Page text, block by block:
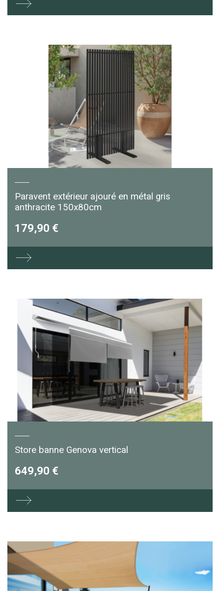
Paravent extérieur ajouré en métal gris
anthracite 150x80cm
179,90 €
Store banne Genova vertical
649,90 €